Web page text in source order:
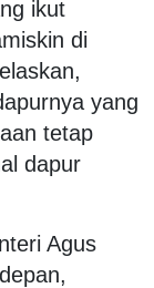
ikut
di
yang
tetap
dapur
Agus